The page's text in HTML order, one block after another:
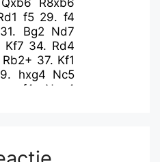
Qxb6
R8xb6
f5 29.f4
31. Bg2 Nd7
Kf7 34. Rd4
Rb2+ 37. Kf1
hxg4 Nc5
exf4
Nxe4